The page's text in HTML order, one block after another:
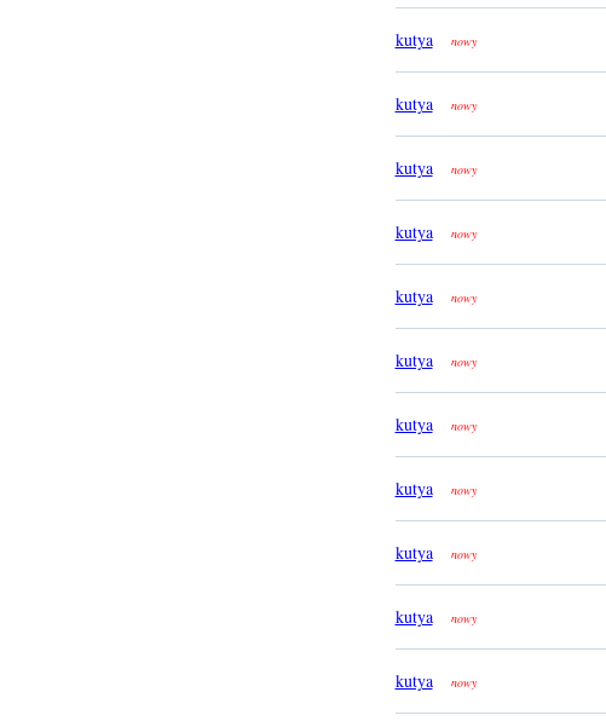
kutya nowy
kutya nowy
kutya nowy
kutya nowy
kutya nowy
kutya nowy
kutya nowy
kutya nowy
kutya nowy
kutya nowy
kutya nowy